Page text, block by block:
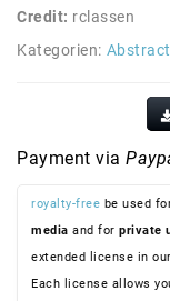
Credit: rclassen
Kategorien: Abstract
Payment via
royalty-free be used
media and for private
extended license in
Each license allows